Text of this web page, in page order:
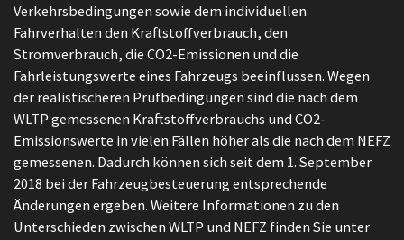
Verkehrsbedingungen sowie dem individuellen
Fahrverhalten den Kraftstoffverbrauch, den
Stromverbrauch, die CO2-Emissionen und die
Fahrleistungswerte eines Fahrzeugs beeinflussen. Wegen
der realistischeren Prüfbedingungen sind die nach dem
WLTP gemessenen Kraftstoffverbrauchs und CO2-
Emissionswerte in vielen Fällen höher als die nach dem NEFZ
gemessenen. Dadurch können sich seit dem 1. September
2018 bei der Fahrzeugbesteuerung entsprechende
Änderungen ergeben. Weitere Informationen zu den
Unterschieden zwischen WLTP und NEFZ finden Sie unter